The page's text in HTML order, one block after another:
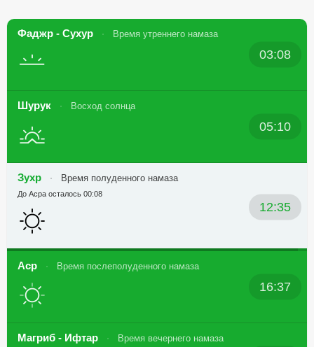
Фаджр - Сухур Время утреннего намаза
03:08
Шурук Восход солнца
05:10
Зухр Время полуденного намаза
12:35
До Асра осталось 00:08
Аср Время послеполуденного намаза
16:37
Магриб - Ифтар Время вечернего намаза